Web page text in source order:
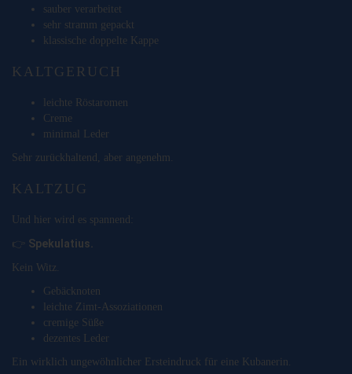
sauber verarbeitet
sehr stramm gepackt
klassische doppelte Kappe
KALTGERUCH
leichte Röstaromen
Creme
minimal Leder
Sehr zurückhaltend, aber angenehm.
KALTZUG
Und hier wird es spannend:
👉 Spekulatius.
Kein Witz.
Gebäcknoten
leichte Zimt-Assoziationen
cremige Süße
dezentes Leder
Ein wirklich ungewöhnlicher Ersteindruck für eine Kubanerin.